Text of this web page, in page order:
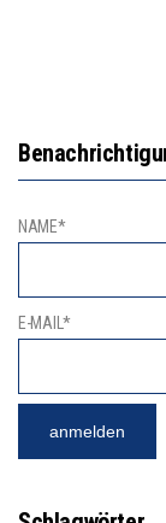
NAME*
E-MAIL*